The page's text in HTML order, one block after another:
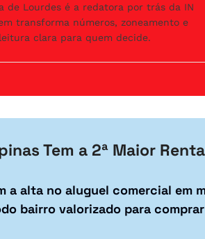
de Lourdes é a redatora por trás da IN
transforma números, zoneamento e
clara para quem decide.
Tem a 2ª Maior
a alta no aluguel comercial em
bairro valorizado para